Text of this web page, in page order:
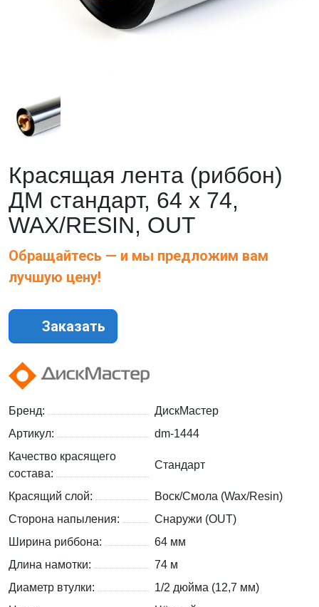
Красящая лента (риббон)
ДМ стандарт, 64 х 74,
WAX/RESIN, OUT
Обращайтесь — и мы предложим вам
лучшую цену!
Заказать
Бренд:
ДискМастер
Артикул:
dm-1444
Качество красящего
состава:
Стандарт
Красящий слой:
Воск/Смола (Wax/Resin)
Сторона напыления:
Снаружи (OUT)
Ширина риббона:
64 мм
Длина намотки:
74 м
Диаметр втулки:
1/2 дюйма (12,7 мм)